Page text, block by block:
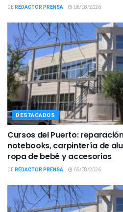
DEREDACTOR PRENSA 06/08/2026
DESTACADOS
Cursos del Puerto:
notebooks, carpintería de
ropa de bebé y accesorios
DEREDACTOR PRENSA 05/08/2026